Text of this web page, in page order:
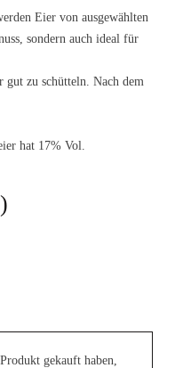
Eier von ausgewählten
sondern auch ideal für
zu schütteln. Nach dem
hat 17% Vol.
gekauft haben,